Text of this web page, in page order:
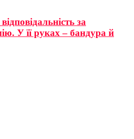
за
У її руках – бандура й